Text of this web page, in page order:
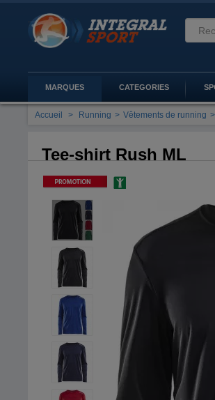
MARQUES CATEGORIES
Accueil > Running > Vêtements de running >
Tee-shirt Rush ML